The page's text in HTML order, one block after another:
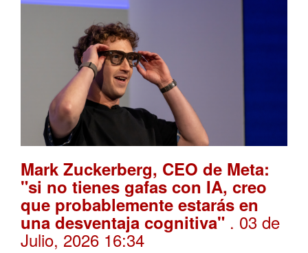
Mark Zuckerberg, CEO de Meta:
"si no tienes gafas con IA, creo
que probablemente estarás en
una desventaja cognitiva" . 03 de
Julio, 2026 16:34